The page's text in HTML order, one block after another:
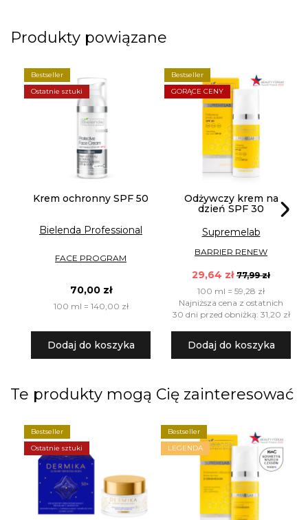
Produkty powiązane
Bestseller
Ostatnie sztuki
Krem ochronny SPF 50
Bielenda Professional
FACE PROGRAM
70,00 zł
100 ml = 140,00 zł
Dodaj do koszyka
Bestseller
GORĄCE CENY
Odżywczy krem na
dzień SPF 30
Supremelab
BARRIER RENEW
29,64 zł 77,99 zł
100 ml = 59,28 zł
Najniższa cena z ostatnich
30 dni przed obniżką: 31,20 zł
Dodaj do koszyka
Te produkty mogą Cię zainteresować
Bestseller
Ostatnie sztuki
Bestseller
LEGENDA